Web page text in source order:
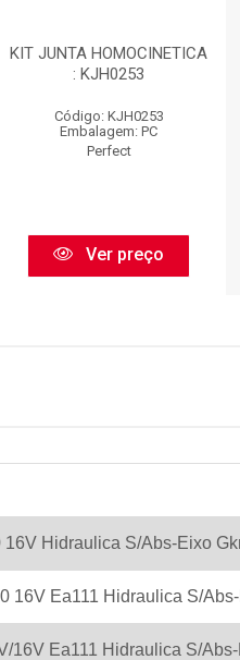
KIT JUNTA HOMOCINETICA
: KJH0253
Código: KJH0253
Embalagem: PC
Perfect
Ver preço
16V Hidraulica S/Abs-Eixo
16V Ea111 Hidraulica S/
16V Ea111 Hidraulica S/